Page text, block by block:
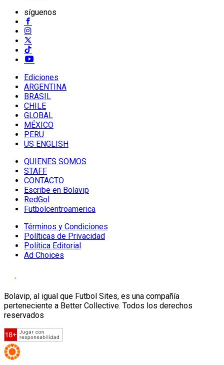
síguenos
Ediciones
ARGENTINA
BRASIL
CHILE
GLOBAL
MÉXICO
PERU
US ENGLISH
QUIENES SOMOS
STAFF
CONTACTO
Escribe en Bolavip
RedGol
Futbolcentroamerica
Términos y Condiciones
Políticas de Privacidad
Política Editorial
Ad Choices
Bolavip, al igual que Futbol Sites, es una compañía
perteneciente a Better Collective. Todos los derechos
reservados